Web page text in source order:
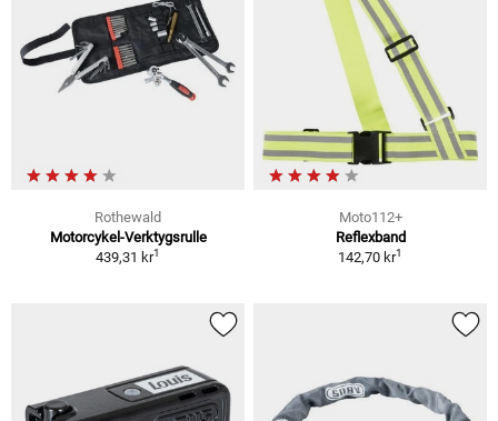
Rothewald
Motorcykel-Verktygsrulle
439,31 kr1
Moto112+
Reflexband
142,70 kr1